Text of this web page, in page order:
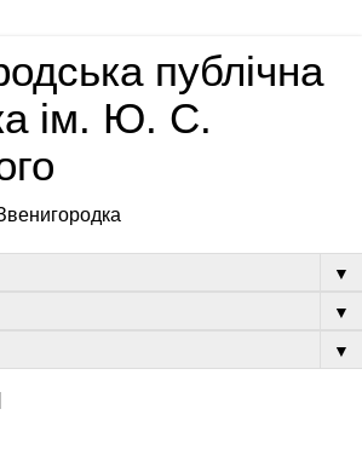
публічна
ім. Ю. С.
▼
▼
▼